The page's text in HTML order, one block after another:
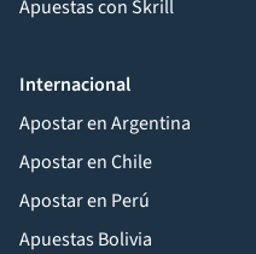
Apuestas con Skrill
Internacional
Apostar en Argentina
Apostar en Chile
Apostar en Perú
Apuestas Bolivia